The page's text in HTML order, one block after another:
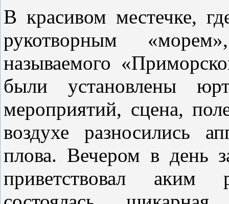
В красивом местечке,
рукотворным
называемого
были установлены
мероприятий, сцена,
воздухе разносились
плова. Вечером в день
приветствовал аким